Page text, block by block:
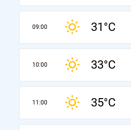
09:00 31°C
10:00 33°C
11:00 35°C